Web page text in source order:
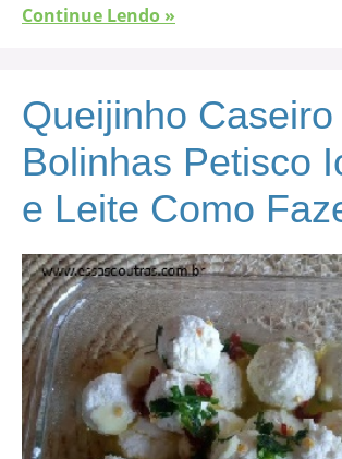
Continue Lendo »
Queijinho Caseiro
Bolinhas Petisco
e Leite Como